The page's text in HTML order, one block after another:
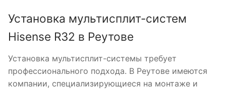
Установка мультисплит-систем
Hisense R32 в Реутове
Установка мультисплит-системы требует
профессионального подхода. В Реутове имеются
компании, специализирующиеся на монтаже и